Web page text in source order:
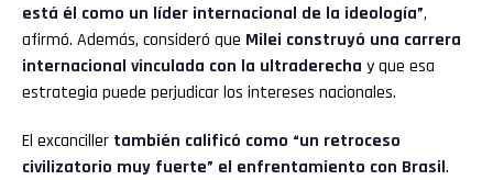
está él como un líder internacional de la ideología”,
afirmó. Además, consideró que Milei construyó una carrera
internacional vinculada con la ultraderecha y que esa
estrategia puede perjudicar los intereses nacionales.
El excanciller también calificó como “un retroceso
civilizatorio muy fuerte” el enfrentamiento con Brasil.